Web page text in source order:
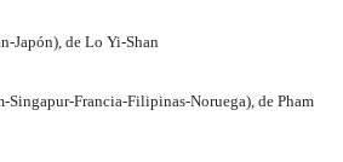
Japón), de Lo Yi-Shan
Singapur-Francia-Filipinas-Noruega), de Pham